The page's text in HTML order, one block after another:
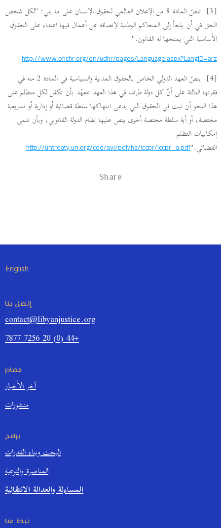
[3] تنصّ المادة 8 من الإعلان العالمي لحقوق الإنسان على ما يلي: "لكل شخص
الحق في أن يلجأ إلى المحاكم الوطنية لإنصافه عن أعمال فيها اعتداء على الحقوق
الأساسية التي يمنحها له القانون."
http://www.ohchr.org/en/udhr/pages/Language.aspx?LangID=arz
[4] ينصّ العهد الدولي الخاص بالحقوق المدنية والسياسية في المادة 2 منه في
فقرتها الثالثة على أنّ كل دولة طرف في هذا العهد تتعهّد بأن تكفل لكل متظلم على
هذا النحو أن تبت في الحقوق التي يدعى انتهاكها سلطة قضائية أو إدارية أو تشريعية
مختصة، أو أية سلطة مختصة أخرى ينص عليها نظام الدولة القانوني، وبأن تنمى
إمكانيات التظلم
القضائي."http://untreaty.un.org/cod/avl/pdf/ha/iccpr/iccpr_a.pdf
Share
English
إتصل بنا
contact@libyanjustice.org
+44 (0) 20 7256 7877
مصادر
آخر الأخبار
منشورات
برامج
البحث وبناء القدرات
المناصرة والتوعية
المساءلة والعدالة الانتقالية
نبذة عنا